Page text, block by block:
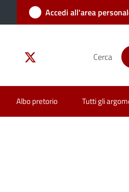
Accedi all'area
Cerca
Albo pretorio Tutti gli